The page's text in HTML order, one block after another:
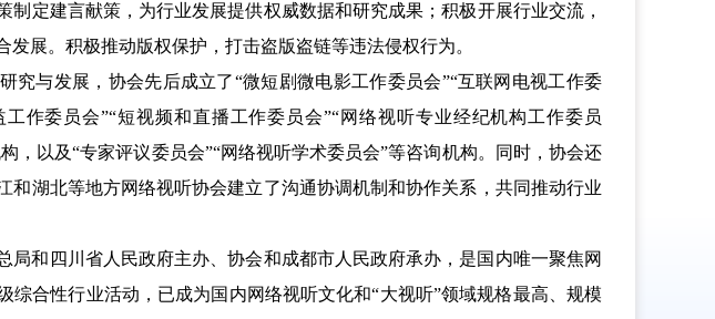
制定建言献策，为行业发展提供权威数据和研究成果；积极开展行业交流，
展。积极推动版权保护，打击盗版盗链等违法侵权行为。
究与发展，协会先后成立了“微短剧微电影工作委员会”“互联网电视工作委
工作委员会”“短视频和直播工作委员会”“网络视听专业经纪机构工作委员
，以及“专家评议委员会”“网络视听学术委员会”等咨询机构。同时，协会还
和湖北等地方网络视听协会建立了沟通协调机制和协作关系，共同推动行业
局和四川省人民政府主办、协会和成都市人民政府承办，是国内唯一聚焦网
综合性行业活动，已成为国内网络视听文化和“大视听”领域规格最高、规模